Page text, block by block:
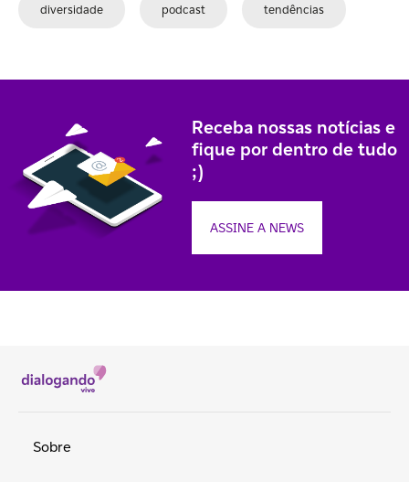
diversidade podcast tendências
Receba nossas notícias e
fique por dentro de tudo
;)
ASSINE A NEWS
Sobre